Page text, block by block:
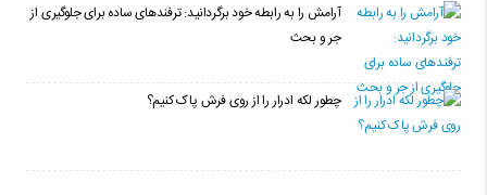
آرامش را به رابطه خود برگردانید: ترفندهای ساده برای جلوگیری از
جر و بحث
چطور لکه ادرار را از روی فرش پاک کنیم؟